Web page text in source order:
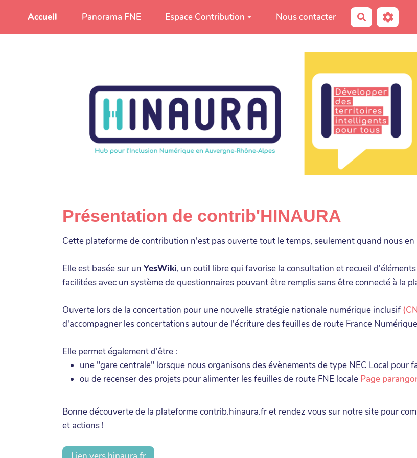
Aller au contenu principal
Accueil Panorama FNE Espace Contribution Nous contacter Rechercher
Présentation de contrib'HINAURA
Cette plateforme de contribution n'est pas ouverte tout le temps, seulement quand nous en
Elle est basée sur un YesWiki, un outil libre qui favorise la consultation et recueil
facilitées avec un système de questionnaires pouvant être remplis sans être connecté à la
Ouverte lors de la concertation pour une nouvelle stratégie nationale numérique inclusif
d'accompagner les concertations autour de l'écriture des feuilles de route France
Elle permet également d'être :
une "gare centrale" lorsque nous organisons des évènements de type NEC Local pour
ou de recenser des projets pour alimenter les feuilles de route FNE locale Page
Bonne découverte de la plateforme contrib.hinaura.fr et rendez vous sur notre site pour
et actions !